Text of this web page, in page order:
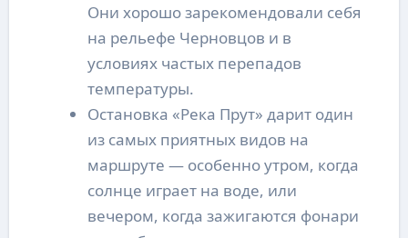
Они хорошо зарекомендовали себя
на рельефе Черновцов и в
условиях частых перепадов
температуры.
Остановка «Река Прут» дарит один
из самых приятных видов на
маршруте — особенно утром, когда
солнце играет на воде, или
вечером, когда зажигаются фонари